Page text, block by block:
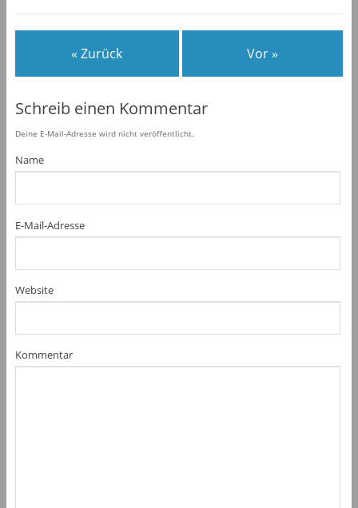
« Zurück Vor »
Schreib einen Kommentar
Deine E-Mail-Adresse wird nicht veröffentlicht.
Name
E-Mail-Adresse
Website
Kommentar